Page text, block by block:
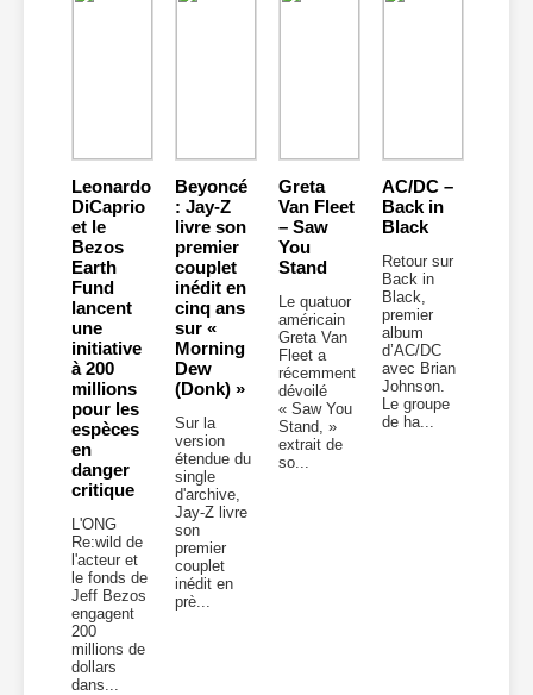
Leonardo
DiCaprio
et le
Bezos
Earth
Fund
lancent
une
initiative
à 200
millions
pour les
espèces
en
danger
critique
L'ONG
Re:wild de
l'acteur et
le fonds de
Jeff Bezos
engagent
200
millions de
dollars
dans...
Beyoncé
: Jay-Z
livre son
premier
couplet
inédit en
cinq ans
sur «
Morning
Dew
(Donk) »
Sur la
version
étendue du
single
d'archive,
Jay-Z livre
son
premier
couplet
inédit en
prè...
Greta
Van Fleet
– Saw
You
Stand
Le quatuor
américain
Greta Van
Fleet a
récemment
dévoilé
« Saw You
Stand, »
extrait de
so...
AC/DC –
Back in
Black
Retour sur
Back in
Black,
premier
album
d’AC/DC
avec Brian
Johnson.
Le groupe
de ha...